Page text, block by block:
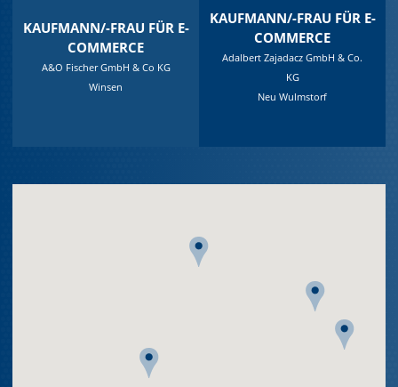
KAUFMANN/-FRAU FÜR E-
COMMERCE
A&O Fischer GmbH & Co KG
Winsen
KAUFMANN/-FRAU FÜR E-
COMMERCE
Adalbert Zajadacz GmbH & Co.
KG
Neu Wulmstorf